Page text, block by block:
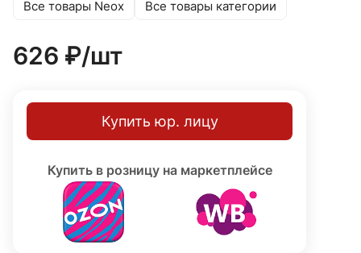
Все товары Neox Все товары категории
626 ₽/шт
Купить юр. лицу
Купить в розницу на маркетплейсе